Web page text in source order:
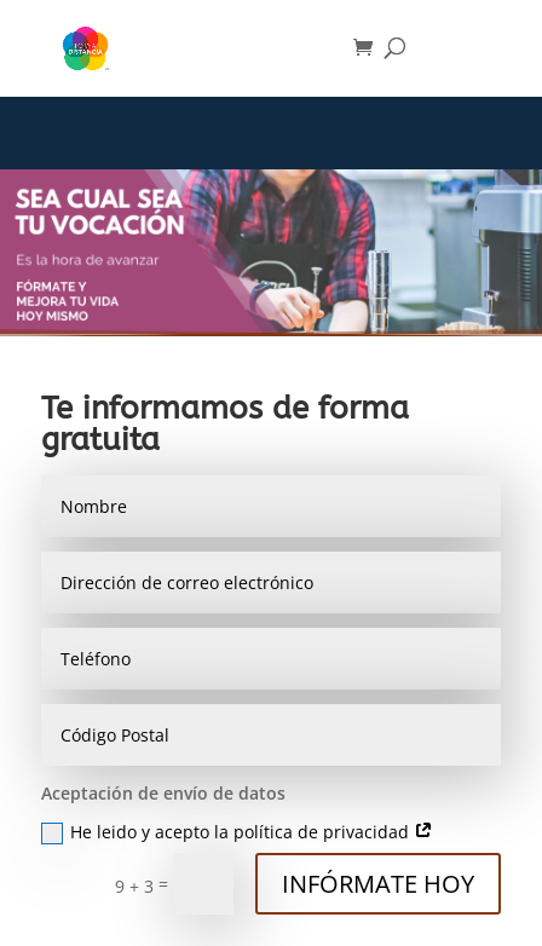
Te informamos de forma
gratuita
Aceptación de envío de datos
He leido y acepto la política de privacidad
9 + 3 = INFÓRMATE HOY